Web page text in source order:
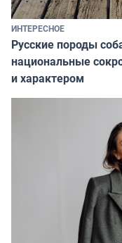
ИНТЕРЕСНОЕ
Русские породы
национальные
и характером